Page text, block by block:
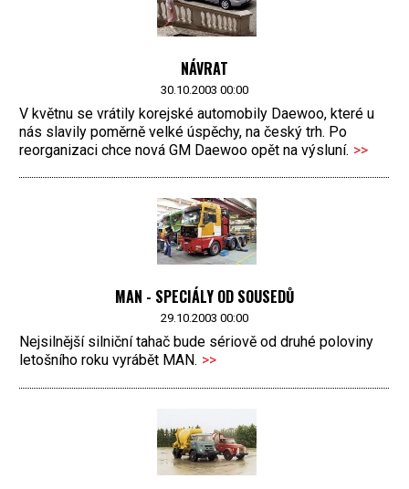
NÁVRAT
30.10.2003 00:00
V květnu se vrátily korejské automobily Daewoo, které u
nás slavily poměrně velké úspěchy, na český trh. Po
reorganizaci chce nová GM Daewoo opět na výsluní. >>
MAN - SPECIÁLY OD SOUSEDŮ
29.10.2003 00:00
Nejsilnější silniční tahač bude sériově od druhé poloviny
letošního roku vyrábět MAN. >>